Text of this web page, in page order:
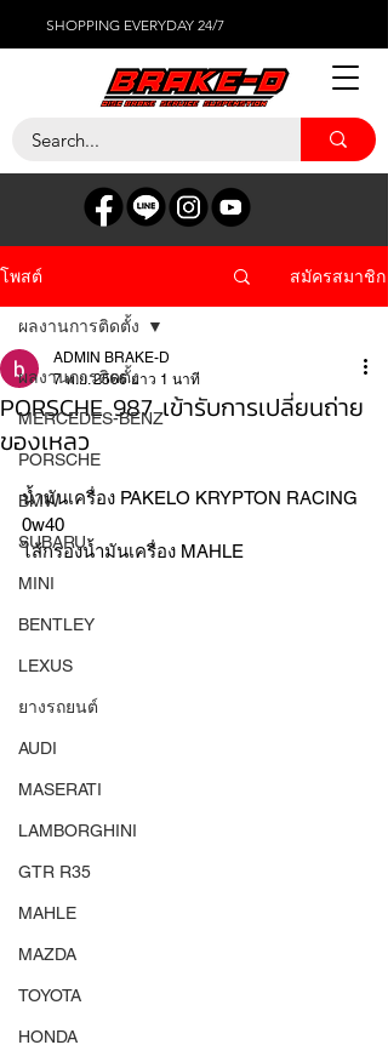
SHOPPING EVERYDAY 24/7
โพสต์ สมัครสมาชิก
ผลงานการติดตั้ง
MERCEDES-BENZ
PORSCHE
BMW
SUBARU
MINI
BENTLEY
LEXUS
ยางรถยนต์
AUDI
MASERATI
LAMBORGHINI
GTR R35
MAHLE
MAZDA
TOYOTA
HONDA
ผลงานการติดตั้ง
PORSCHE 987 เข้ารับการเปลี่ยนถ่าย
ของเหลว
ADMIN BRAKE-D
7 พ.ย. 2566 ยาว 1 นาที
น้ำมันเครื่อง PAKELO KRYPTON RACING
0w40
ไส้กรองน้ำมันเครื่อง MAHLE